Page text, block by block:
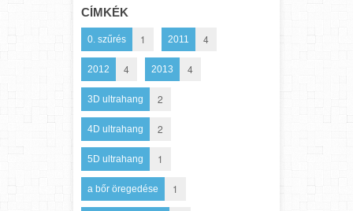
CÍMKÉK
0. szűrés 1 2011 4
2012 4 2013 4
3D ultrahang 2
4D ultrahang 2
5D ultrahang 1
a bőr öregedése 1